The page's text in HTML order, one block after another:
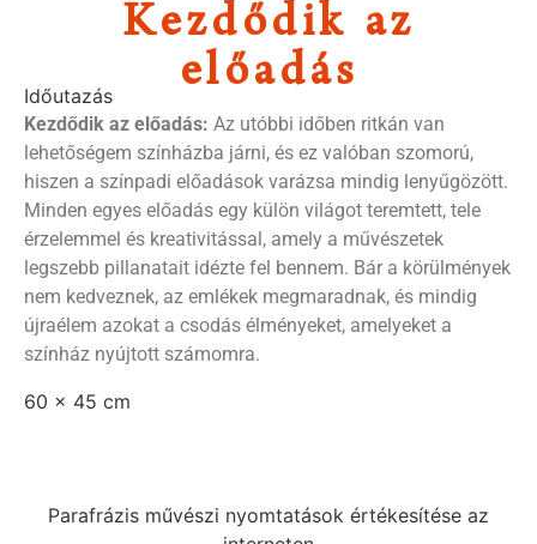
Kezdődik az
előadás
Időutazás
Kezdődik az előadás: Az utóbbi időben ritkán van
lehetőségem színházba járni, és ez valóban szomorú,
hiszen a színpadi előadások varázsa mindig lenyűgözött.
Minden egyes előadás egy külön világot teremtett, tele
érzelemmel és kreativitással, amely a művészetek
legszebb pillanatait idézte fel bennem. Bár a körülmények
nem kedveznek, az emlékek megmaradnak, és mindig
újraélem azokat a csodás élményeket, amelyeket a
színház nyújtott számomra.
60 x 45 cm
Parafrázis művészi nyomtatások értékesítése az